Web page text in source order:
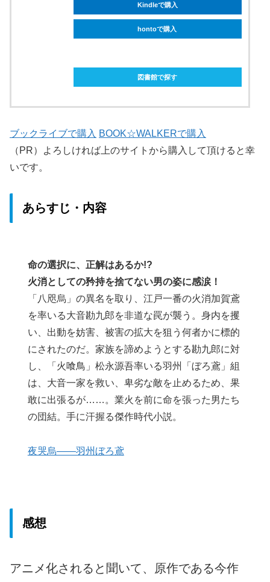
Kindleで購入
hontoで購入
図書館で探す
ブックライブで購入 BOOK☆WALKERで購入
（PR）よろしければ上のサイトから購入して頂けると幸
いです。
あらすじ・内容
命の選択に、正解はあるか!?
火消としての矜持を捨てない男の姿に感涙！
「八咫烏」の異名を取り、江戸一番の火消加賀鳶
を率いる大音勘九郎を非道な罠が襲う。身内を攫
い、出動を妨害、被害の拡大を狙う何者かに標的
にされたのだ。家族を諦めようとする勘九郎に対
し、「火喰鳥」松永源吾率いる羽州「ぼろ鳶」組
は、大音一家を救い、卑劣な敵を止めるため、果
敢に出張るが……。業火を前に命を張った男たち
の団結。手に汗握る傑作時代小説。
夜哭烏――羽州ぼろ鳶
感想
アニメ化されると聞いて、原作である今作